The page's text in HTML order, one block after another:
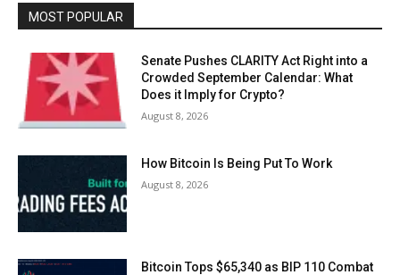
MOST POPULAR
Senate Pushes CLARITY Act Right into a
Crowded September Calendar: What
Does it Imply for Crypto?
August 8, 2026
How Bitcoin Is Being Put To Work
August 8, 2026
Bitcoin Tops $65,340 as BIP 110 Combat